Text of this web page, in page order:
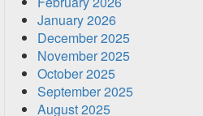
January 2026
December 2025
November 2025
October 2025
September 2025
August 2025